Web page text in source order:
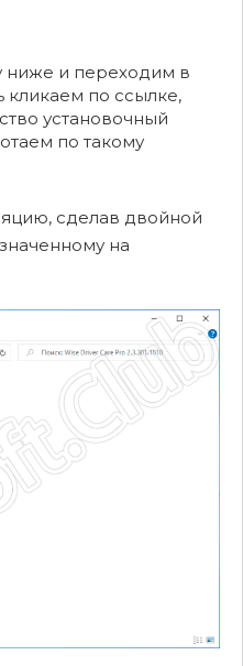
ниже и переходим в
кликаем по ссылке,
установочный
по такому
сделав двойной
на